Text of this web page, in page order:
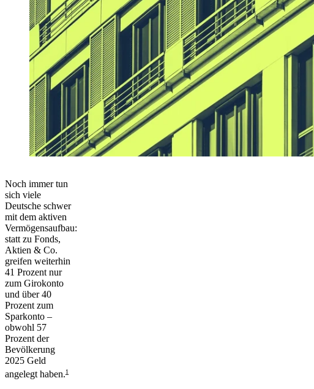
Noch immertun
sich viele
Deutsche schwer
mit dem aktiven
Vermögensaufbau:
statt zu Fonds,
Aktien & Co.
greifen weiterhin
41 Prozent nur
zum Girokonto
und über 40
Prozent zum
Sparkonto –
obwohl 57
Prozent der
Bevölkerung
2025 Geld
angelegt haben.1